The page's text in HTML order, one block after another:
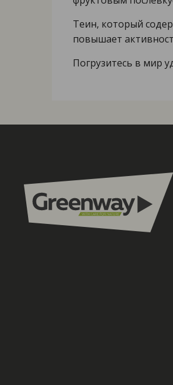
Теин, который
повышает
Погрузитесь в мир